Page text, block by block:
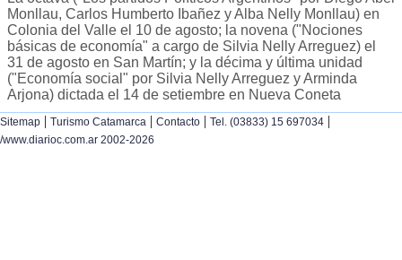
Monllau, Carlos Humberto Ibañez y Alba Nelly Monllau) en
Colonia del Valle el 10 de agosto; la novena ("Nociones
básicas de economía" a cargo de Silvia Nelly Arreguez) el
31 de agosto en San Martín; y la décima y última unidad
("Economía social" por Silvia Nelly Arreguez y Arminda
Arjona) dictada el 14 de setiembre en Nueva Coneta
Sitemap | Turismo Catamarca | Contacto | Tel. (03833) 15 697034 |
/www.diarioc.com.ar 2002-2026